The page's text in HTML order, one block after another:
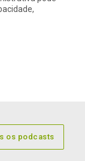
os podcasts